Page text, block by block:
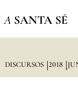
A SANTA SÉ
DISCURSOS 2018